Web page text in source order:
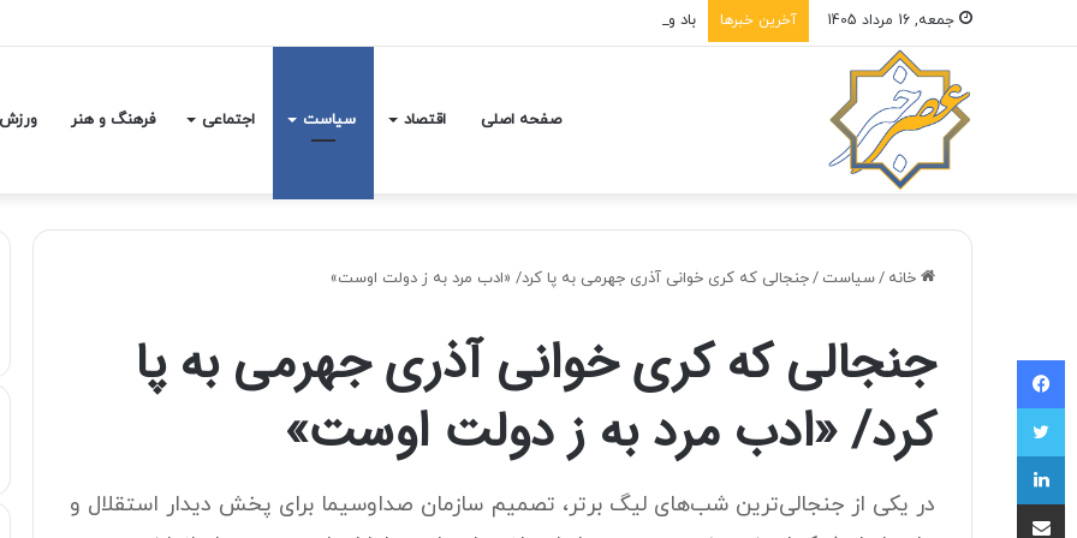
جمعه, 16 مرداد 1405 آخرین خبرها باد و گردوخاک در بخش‌هایی از کشور/ دریای مازندران مواج است
صفحه اصلی اقتصاد سیاست اجتماعی فرهنگ و هنر ورزش
خانه /سیاست /جنجالی که کری خوانی آذری جهرمی به پا کرد/ «ادب مرد به ز دولت اوست»
جنجالی که کری خوانی آذری جهرمی به پا
کرد/ «ادب مرد به ز دولت اوست»
‌در یکی از جنجالی‌ترین شب‌های لیگ برتر، تصمیم سازمان صداوسیما برای پخش دیدار استقلال و